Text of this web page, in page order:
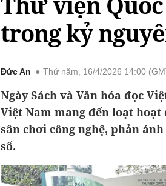
trong kỷ
Đức An Thứ năm, 16/4/2026 14:00
Ngày Sách và Văn hóa đọc
Việt Nam mang đến loạt
sân chơi công nghệ, phản
số.